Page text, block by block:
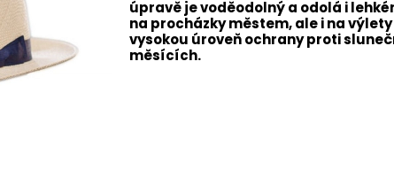
úpravě je voděodolný a odolá i
na procházky městem, ale i na
vysokou úroveň ochrany proti
měsících.